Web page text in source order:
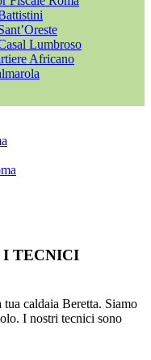
Lumbroso
Africano
I TECNICI
caldaia Beretta. Siamo
I nostri tecnici sono